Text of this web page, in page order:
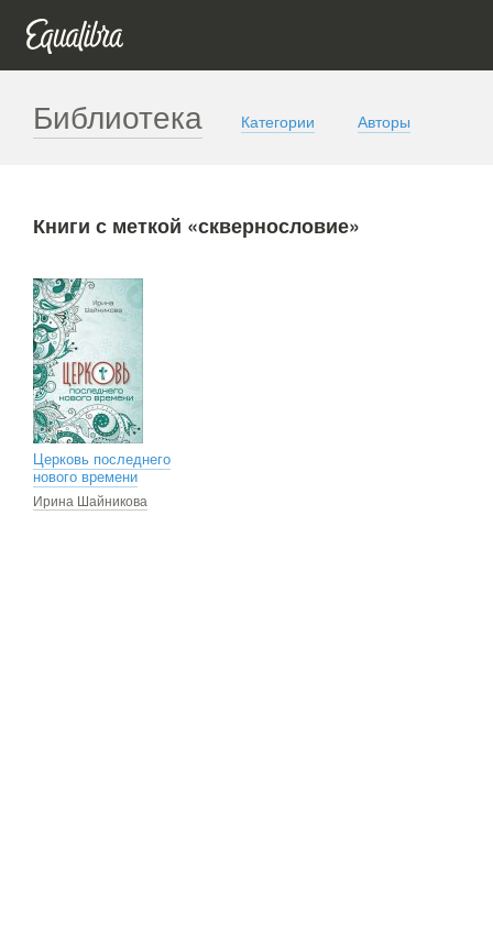
Библиотека Категории Авторы
Книги с меткой «сквернословие»
Церковь последнего
нового времени
Ирина Шайникова